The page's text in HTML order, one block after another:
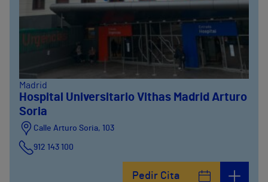
Madrid
Hospital Universitario Vithas Madrid Arturo
Soria
Calle Arturo Soria, 103
912 143 100
Pedir Cita